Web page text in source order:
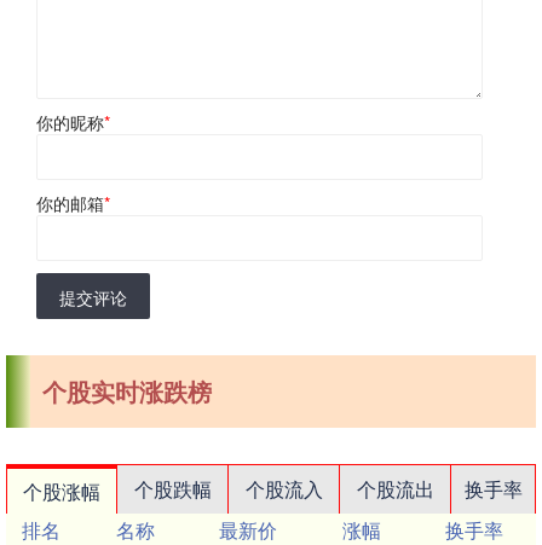
你的昵称*
你的邮箱*
提交评论
个股实时涨跌榜
个股涨幅 个股跌幅 个股流入 个股流出
换手率
排名
名称 最新价 涨幅
换手率